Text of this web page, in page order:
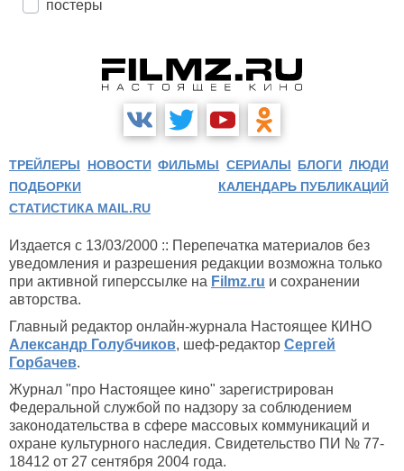
постеры
ТРЕЙЛЕРЫ НОВОСТИ ФИЛЬМЫ СЕРИАЛЫ БЛОГИ ЛЮДИ
ПОДБОРКИ
КАЛЕНДАРЬ ПУБЛИКАЦИЙ
СТАТИСТИКА MAIL.RU
Издается с 13/03/2000 :: Перепечатка материалов без
уведомления и разрешения редакции возможна только
при активной гиперссылке на Filmz.ru и сохранении
авторства.
Главный редактор онлайн-журнала Настоящее КИНО
Александр Голубчиков, шеф-редактор Сергей
Горбачев.
Журнал "про Настоящее кино" зарегистрирован
Федеральной службой по надзору за соблюдением
законодательства в сфере массовых коммуникаций и
охране культурного наследия. Свидетельство ПИ № 77-
18412 от 27 сентября 2004 года.